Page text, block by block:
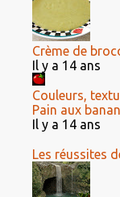
Crème de
Il y a 14 ans
Couleurs,
Pain aux
Il y a 14 ans
Les réussites